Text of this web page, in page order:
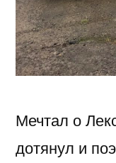
Мечтал о
дотянул и